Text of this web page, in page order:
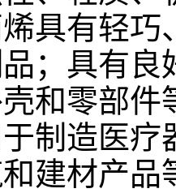
具有轻
；具有
和零部
制造医
建材产品